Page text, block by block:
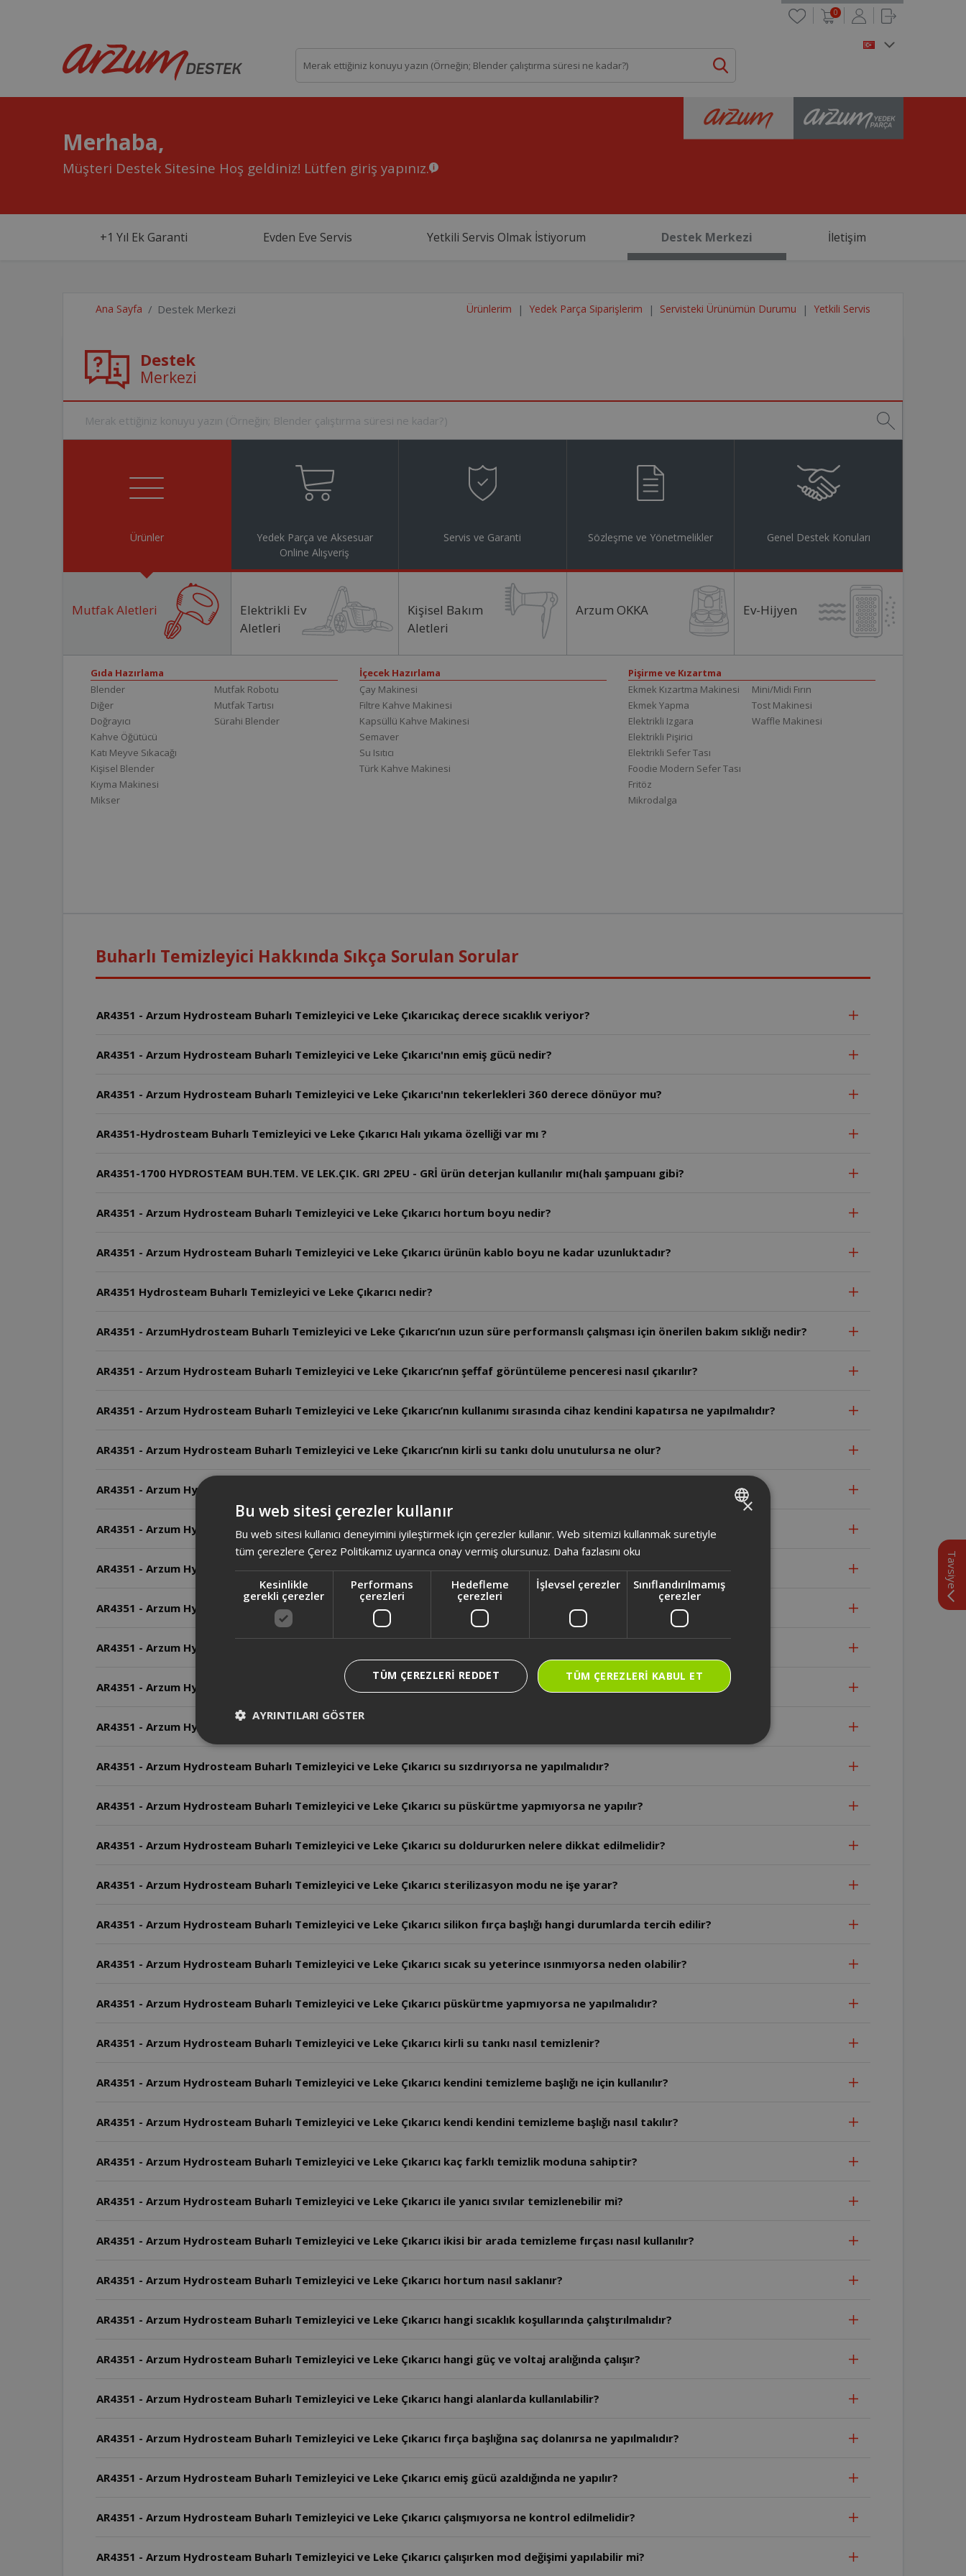
0
Merhaba,
Müşteri Destek Sitesine Hoş geldiniz! Lütfen giriş yapınız.
+1 Yıl Ek Garanti Evden Eve Servis Yetkili Servis Olmak İstiyorum Destek Merkezi İletişim
Ana Sayfa Destek Merkezi Ürünlerim Yedek Parça Siparişlerim Servisteki Ürünümün Durumu Yetkili Servis
Destek
Merkezi
Ürünler
Yedek Parça ve Aksesuar
Online Alışveriş
Servis ve Garanti Sözleşme ve Yönetmelikler Genel Destek Konuları
Mutfak Aletleri
Elektrikli Ev
Aletleri
Kişisel Bakım
Aletleri
Arzum OKKA Ev-Hijyen
Gıda Hazırlama
Blender
Diğer
Doğrayıcı
Kahve Öğütücü
Katı Meyve Sıkacağı
Kişisel Blender
Kıyma Makinesi
Mikser
Mutfak Robotu
Mutfak Tartısı
Sürahi Blender
İçecek Hazırlama
Çay Makinesi
Filtre Kahve Makinesi
Kapsüllü Kahve Makinesi
Semaver
Su Isıtıcı
Türk Kahve Makinesi
Pişirme ve Kızartma
Ekmek Kızartma Makinesi
Ekmek Yapma
Elektrikli Izgara
Elektrikli Pişirici
Elektrikli Sefer Tası
Foodie Modern Sefer Tası
Fritöz
Mikrodalga
Mini/Midi Fırın
Tost Makinesi
Waffle Makinesi
Buharlı Temizleyici Hakkında Sıkça Sorulan Sorular
AR4351 - Arzum Hydrosteam Buharlı Temizleyici ve Leke Çıkarıcıkaç derece sıcaklık veriyor?
AR4351 - Arzum Hydrosteam Buharlı Temizleyici ve Leke Çıkarıcı'nın emiş gücü nedir?
AR4351 - Arzum Hydrosteam Buharlı Temizleyici ve Leke Çıkarıcı'nın tekerlekleri 360 derece dönüyor mu?
AR4351-Hydrosteam Buharlı Temizleyici ve Leke Çıkarıcı Halı yıkama özelliği var mı ?
AR4351-1700 HYDROSTEAM BUH.TEM. VE LEK.ÇIK. GRI 2PEU - GRİ ürün deterjan kullanılır mı(halı şampuanı gibi?
AR4351 - Arzum Hydrosteam Buharlı Temizleyici ve Leke Çıkarıcı hortum boyu nedir?
AR4351 - Arzum Hydrosteam Buharlı Temizleyici ve Leke Çıkarıcı ürünün kablo boyu ne kadar uzunluktadır?
AR4351 Hydrosteam Buharlı Temizleyici ve Leke Çıkarıcı nedir?
AR4351 - ArzumHydrosteam Buharlı Temizleyici ve Leke Çıkarıcı’nın uzun süre performanslı çalışması için önerilen bakım sıklığı nedir?
AR4351 - Arzum Hydrosteam Buharlı Temizleyici ve Leke Çıkarıcı’nın şeffaf görüntüleme penceresi nasıl çıkarılır?
AR4351 - Arzum Hydrosteam Buharlı Temizleyici ve Leke Çıkarıcı’nın kullanımı sırasında cihaz kendini kapatırsa ne yapılmalıdır?
AR4351 - Arzum Hydrosteam Buharlı Temizleyici ve Leke Çıkarıcı’nın kirli su tankı dolu unutulursa ne olur?
AR4351 - Arzum Hydrosteam Buharlı Temizleyici ve Leke Çıkarıcı’nın fırça başlıkları hangi yüzeylerde kullanılabilir?
AR4351 - Arzum Hydrosteam Buharlı Temizleyici ve Leke Çıkarıcı’nın buhar püskürtmesi zayıflarsa sebebi ne olabilir?
AR4351 - Arzum Hydrosteam Buharlı Temizleyici ve Leke Çıkarıcı’nın buhar modu nasıl çalışır?
AR4351 - Arzum Hydrosteam Buharlı Temizleyici ve Leke Çıkarıcı’nın ‘Min’ göstergesi neyi belirtir?
AR4351 - Arzum Hydrosteam Buharlı Temizleyici ve Leke Çıkarıcı’nın ‘Max’ göstergesi uyarısı ne anlama gelir?
AR4351 - Arzum Hydrosteam Buharlı Temizleyici ve Leke Çıkarıcı uzun süre kullanılmazsa ne yapılmalıdır?
AR4351 - Arzum Hydrosteam Buharlı Temizleyici ve Leke Çıkarıcı su tankı nasıl doldurulur?
AR4351 - Arzum Hydrosteam Buharlı Temizleyici ve Leke Çıkarıcı su sızdırıyorsa ne yapılmalıdır?
AR4351 - Arzum Hydrosteam Buharlı Temizleyici ve Leke Çıkarıcı su püskürtme yapmıyorsa ne yapılır?
AR4351 - Arzum Hydrosteam Buharlı Temizleyici ve Leke Çıkarıcı su doldururken nelere dikkat edilmelidir?
AR4351 - Arzum Hydrosteam Buharlı Temizleyici ve Leke Çıkarıcı sterilizasyon modu ne işe yarar?
AR4351 - Arzum Hydrosteam Buharlı Temizleyici ve Leke Çıkarıcı silikon fırça başlığı hangi durumlarda tercih edilir?
AR4351 - Arzum Hydrosteam Buharlı Temizleyici ve Leke Çıkarıcı sıcak su yeterince ısınmıyorsa neden olabilir?
AR4351 - Arzum Hydrosteam Buharlı Temizleyici ve Leke Çıkarıcı püskürtme yapmıyorsa ne yapılmalıdır?
AR4351 - Arzum Hydrosteam Buharlı Temizleyici ve Leke Çıkarıcı kirli su tankı nasıl temizlenir?
AR4351 - Arzum Hydrosteam Buharlı Temizleyici ve Leke Çıkarıcı kendini temizleme başlığı ne için kullanılır?
AR4351 - Arzum Hydrosteam Buharlı Temizleyici ve Leke Çıkarıcı kendi kendini temizleme başlığı nasıl takılır?
AR4351 - Arzum Hydrosteam Buharlı Temizleyici ve Leke Çıkarıcı kaç farklı temizlik moduna sahiptir?
AR4351 - Arzum Hydrosteam Buharlı Temizleyici ve Leke Çıkarıcı ile yanıcı sıvılar temizlenebilir mi?
AR4351 - Arzum Hydrosteam Buharlı Temizleyici ve Leke Çıkarıcı ikisi bir arada temizleme fırçası nasıl kullanılır?
AR4351 - Arzum Hydrosteam Buharlı Temizleyici ve Leke Çıkarıcı hortum nasıl saklanır?
AR4351 - Arzum Hydrosteam Buharlı Temizleyici ve Leke Çıkarıcı hangi sıcaklık koşullarında çalıştırılmalıdır?
AR4351 - Arzum Hydrosteam Buharlı Temizleyici ve Leke Çıkarıcı hangi güç ve voltaj aralığında çalışır?
AR4351 - Arzum Hydrosteam Buharlı Temizleyici ve Leke Çıkarıcı hangi alanlarda kullanılabilir?
AR4351 - Arzum Hydrosteam Buharlı Temizleyici ve Leke Çıkarıcı fırça başlığına saç dolanırsa ne yapılmalıdır?
AR4351 - Arzum Hydrosteam Buharlı Temizleyici ve Leke Çıkarıcı emiş gücü azaldığında ne yapılır?
AR4351 - Arzum Hydrosteam Buharlı Temizleyici ve Leke Çıkarıcı çalışmıyorsa ne kontrol edilmelidir?
AR4351 - Arzum Hydrosteam Buharlı Temizleyici ve Leke Çıkarıcı çalışırken mod değişimi yapılabilir mi?
Tavsiye
TURKISH
×
Bu web sitesi çerezler kullanır
Bu web sitesi kullanıcı deneyimini iyileştirmek için çerezler kullanır. Web sitemizi kullanmak suretiyle
tüm çerezlere Çerez Politikamız uyarınca onay vermiş olursunuz. Daha fazlasını oku
Kesinlikle
gerekli çerezler
Performans
çerezleri
Hedefleme
çerezleri
İşlevsel çerezler
Sınıflandırılmamış
çerezler
TÜM ÇEREZLERI KABUL ET
TÜM ÇEREZLERI REDDET
AYRINTILARI GÖSTER